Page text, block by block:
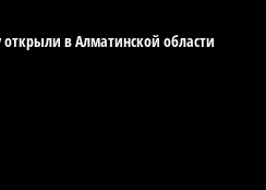
выпуск экологичного
в Алматинской области